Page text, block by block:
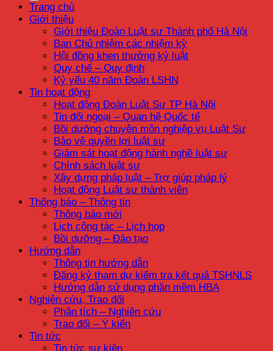
Trang chủ
Giới thiệu
Giới thiệu Đoàn Luật sư Thành phố Hà Nội
Ban Chủ nhiệm các nhiệm kỳ
Hội đồng khen thưởng kỷ luật
Quy chế – Quy định
Kỷ yếu 40 năm Đoàn LSHN
Tin hoạt động
Hoạt động Đoàn Luật Sư TP Hà Nội
Tin đối ngoại – Quan hệ Quốc tế
Bồi dưỡng chuyên môn nghiệp vụ Luật Sư
Bảo vệ quyền lợi luật sư
Giám sát hoạt động hành nghề luật sư
Chính sách luật sư
Xây dựng pháp luật – Trợ giúp pháp lý
Hoạt động Luật sư thành viên
Thông báo – Thông tin
Thông báo mới
Lịch công tác – Lịch họp
Bồi dưỡng – Đào tạo
Hướng dẫn
Thông tin hướng dẫn
Đăng ký tham dự kiểm tra kết quả TSHNLS
Hướng dẫn sử dụng phần mềm HBA
Nghiên cứu, Trao đổi
Phân tích – Nghiên cứu
Trao đổi – Ý kiến
Tin tức
Tin tức sự kiện